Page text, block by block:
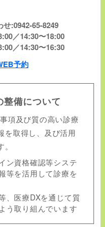
／14:30〜18:00
／14:30〜16:30
整備について
項及び質の高い診療
を取得し、及び活用
ン資格確認等システ
等を活用して診療を
、医療DXを通じて質
う取り組んでいます